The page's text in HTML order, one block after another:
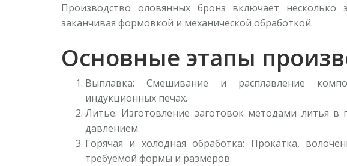
Производство оловянных бронз включает
заканчивая формовкой и механической обработкой.
Основные этапы
Выплавка: Смешивание и расплавление
индукционных печах.
Литье: Изготовление заготовок методами литья
давлением.
Горячая и холодная обработка: Прокатка,
требуемой формы и размеров.